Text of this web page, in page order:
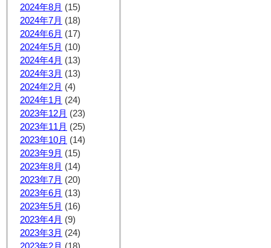
2024年8月 (15)
2024年7月 (18)
2024年6月 (17)
2024年5月 (10)
2024年4月 (13)
2024年3月 (13)
2024年2月 (4)
2024年1月 (24)
2023年12月 (23)
2023年11月 (25)
2023年10月 (14)
2023年9月 (15)
2023年8月 (14)
2023年7月 (20)
2023年6月 (13)
2023年5月 (16)
2023年4月 (9)
2023年3月 (24)